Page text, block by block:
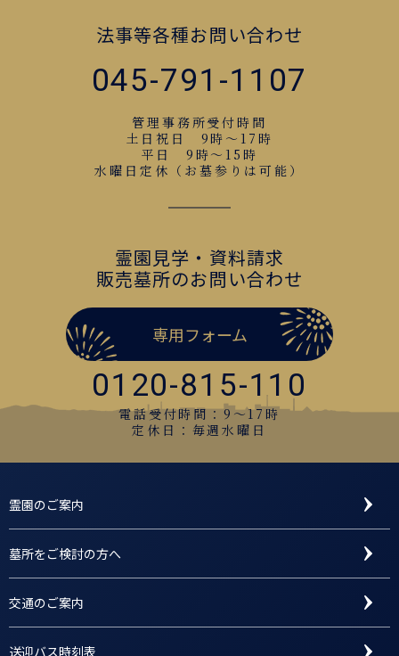
法事等各種お問い合わせ
045-791-1107
管理事務所受付時間
土日祝日 9時～17時
平日 9時～15時
水曜日定休（お墓参りは可能）
霊園見学・資料請求
販売墓所のお問い合わせ
専用フォーム
0120-815-110
電話受付時間：9〜17時
定休日：毎週水曜日
霊園のご案内
墓所をご検討の方へ
交通のご案内
送迎バス時刻表